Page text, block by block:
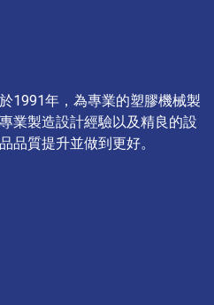
1991年，為專業的塑膠機械製
業製造設計經驗以及精良的設
品質提升並做到更好。